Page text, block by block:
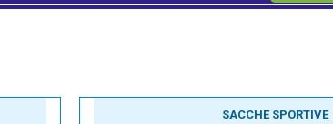
SACCHE SPORTIVE